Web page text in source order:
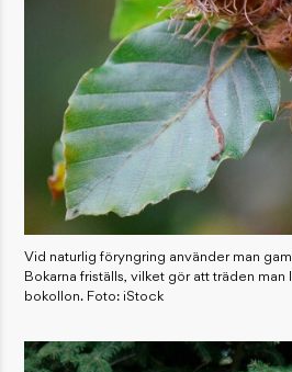
Vid naturlig föryngring använder man
Bokarna friställs, vilket gör att träden
bokollon. Foto: iStock